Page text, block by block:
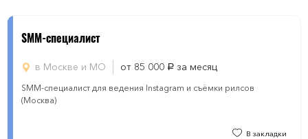
SMM-специалист
в Москве и МО от 85 000 руб. за месяц
SMM-специалист для ведения Instagram и съёмки рилсов
(Москва)
В закладки